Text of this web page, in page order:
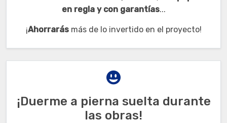
en regla y con garantías...
¡Ahorrarás más de lo invertido en el proyecto!
¡Duerme a pierna suelta durante
las obras!